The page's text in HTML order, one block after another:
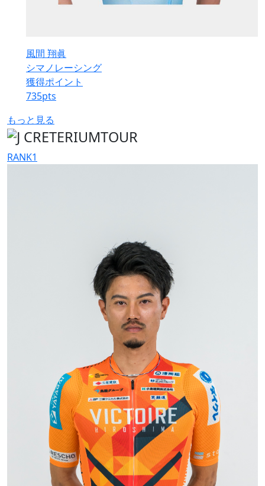
風間 翔眞
シマノレーシング
獲得ポイント
735pts
もっと見る
RANK1